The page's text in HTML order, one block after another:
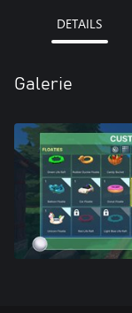
DETAILS
Galerie